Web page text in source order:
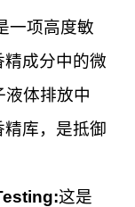
一项高度敏
成分中的微
体排放中
库，是抵御
这是